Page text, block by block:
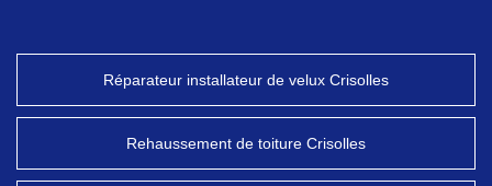
Réparateur installateur de velux Crisolles
Rehaussement de toiture Crisolles